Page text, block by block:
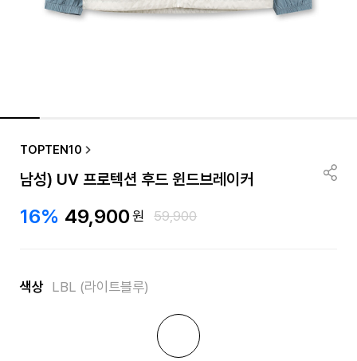
TOPTEN10
남성) UV 프로텍션 후드 윈드브레이커
16% 49,900원 59,900
색상 LBL (라이트블루)